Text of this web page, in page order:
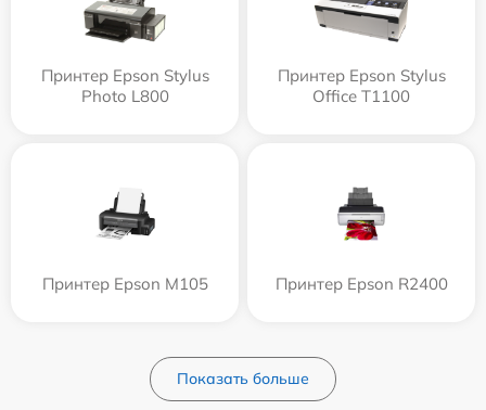
Принтер Epson Stylus
Photo L800
Принтер Epson Stylus
Office T1100
Принтер Epson M105 Принтер Epson R2400
Показать больше